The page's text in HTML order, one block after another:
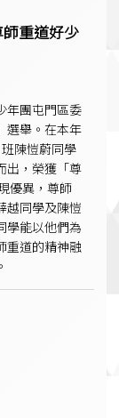
重道好少
年團屯門區委
選舉。在本年
陳愷蔚同學
出，榮獲「尊
優異，尊師
越同學及陳愷
學能以他們為
重道的精神融